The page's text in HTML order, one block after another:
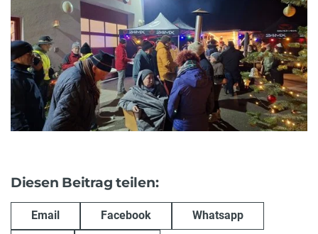
Diesen Beitrag teilen:
Email Facebook Whatsapp